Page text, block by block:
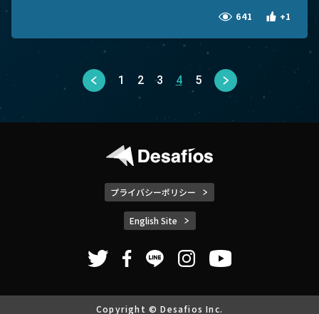
641 +1
1 2 3 4 5
プライバシーポリシー
English Site
Copyright © Desafios Inc.